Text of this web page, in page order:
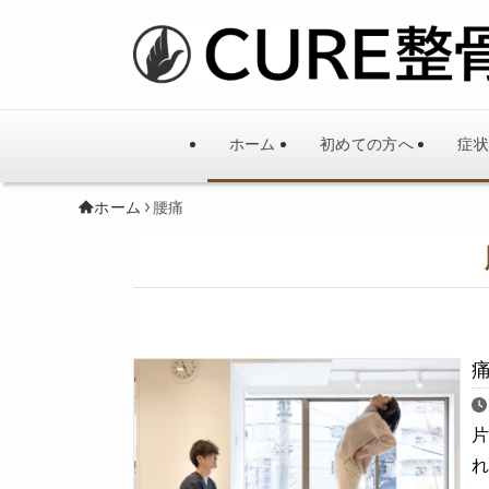
ホーム 初めての方へ 症
ホーム 腰痛